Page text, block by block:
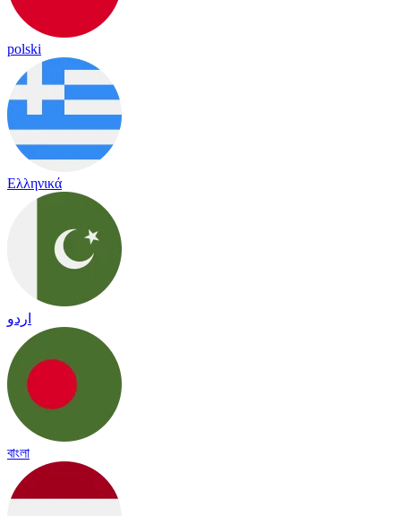
polski
Ελληνικά
اردو
বাংলা